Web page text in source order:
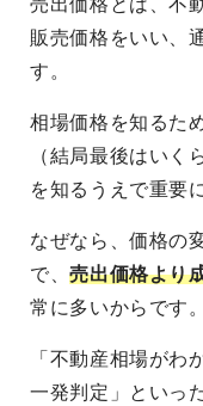
売出価格とは、不
販売価格をいい、
す。
相場価格を知るた
（結局最後はいく
を知るうえで重要
なぜなら、価格の
で、売出価格より
常に多いからです。
「不動産相場がわ
一発判定」といっ